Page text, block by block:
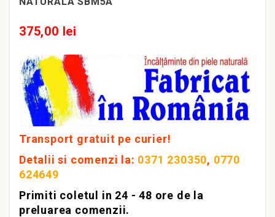
375,00 lei
Transport gratuit pe curier!
Detalii si comenzi la: 0371 230350, 0770
624649
Primiti coletul in 24 - 48 ore de la
preluarea comenzii.